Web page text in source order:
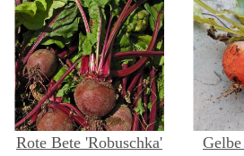
Rote Bete 'Robuschka'
Gelbe